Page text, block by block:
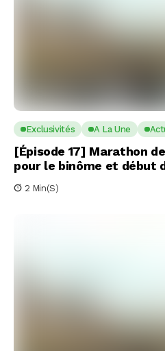
Exclusivités A La Une
[Épisode 17] Marathon
pour le binôme et début
2 Min(s)